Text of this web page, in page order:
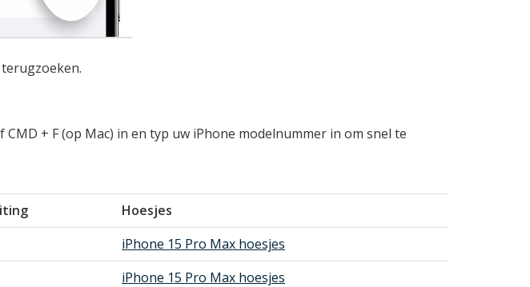
+ F (op Mac) in en typ uw iPhone modelnummer in om snel te
Hoesjes
iPhone 15 Pro Max hoesjes
iPhone 15 Pro Max hoesjes